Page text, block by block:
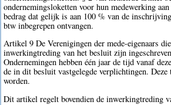
ondernemingsloketten voor hun medewerking
bedrag dat gelijk is aan 100 % van de
btw inbegrepen ontvangen.
Artikel 9 De Verenigingen der mede-eigenaars
inwerkingtreding van het besluit zijn
Ondernemingen hebben één jaar de tijd vanaf
de in dit besluit vastgelegde verplichtingen.
worden.
Dit artikel regelt bovendien de inwerkingtreding